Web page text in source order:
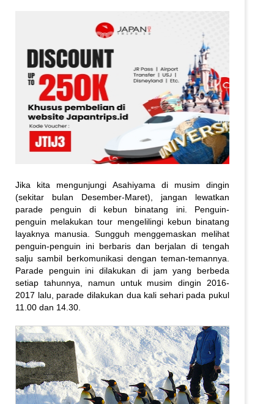
Jika kita mengunjungi Asahiyama di musim dingin
(sekitar bulan Desember-Maret), jangan lewatkan
parade penguin di kebun binatang ini. Penguin-
penguin melakukan tour mengelilingi kebun binatang
layaknya manusia. Sungguh menggemaskan melihat
penguin-penguin ini berbaris dan berjalan di tengah
salju sambil berkomunikasi dengan teman-temannya.
Parade penguin ini dilakukan di jam yang berbeda
setiap tahunnya, namun untuk musim dingin 2016-
2017 lalu, parade dilakukan dua kali sehari pada pukul
11.00 dan 14.30.